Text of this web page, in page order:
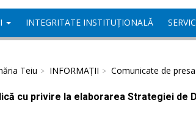
INTEGRITATE INSTITUȚIONALĂ
Teiu INFORMAȚII Comunicate de presa
cu privire la elaborarea Strategiei de